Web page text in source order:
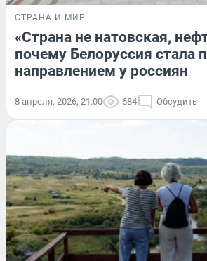
СТРАНА И МИР
«Страна не натовская,
почему Белоруссия стала
направлением у россиян
8 апреля, 2026, 21:00 684 Обсудить